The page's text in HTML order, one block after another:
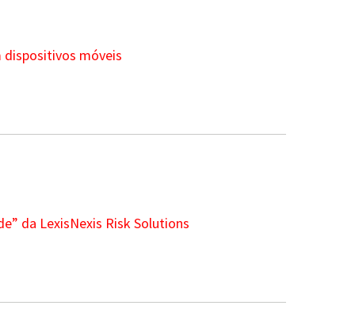
dispositivos móveis
da LexisNexis Risk Solutions